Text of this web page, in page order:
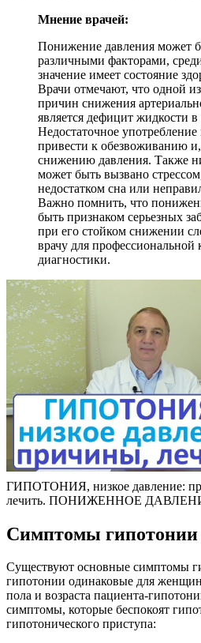
Мнение врачей:
Понижение давления может
различными факторами,
значение имеет состояние
Врачи отмечают, что одной
причин снижения
является дефицит жидкости в
Недостаточное
привести к обезвоживанию и,
снижению давления. Также
может быть вызвано
недостатком сна или
Важно помнить, что
быть признаком серьезных
при его стойком снижении
врачу для профессиональной
диагностики.
ГИПОТОНИЯ, низкое давление:
лечить. ПОНИЖЕННОЕ ДАВЛЕНИЕ
Симптомы гипотонии
Существуют основные симптомы
гипотонии одинаковые для
пола и возраста пациента-
симптомы, которые беспокоят
гипотонического приступа: